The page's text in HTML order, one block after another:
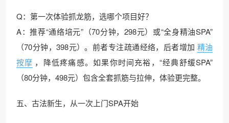
Q：第一次体验抓龙筋，选哪个项目好？
A：推荐“通络培元”（70分钟，298元）或“全身精油SPA”
（70分钟，398元）。前者专注疏通经络，后者增加 精油
按摩 ，降低疼痛感。如果你时间充裕，“经典舒缓SPA”
（80分钟，498元）包含全套抓筋与拉伸，体验更完整。
五、古法新生，从一次上门SPA开始